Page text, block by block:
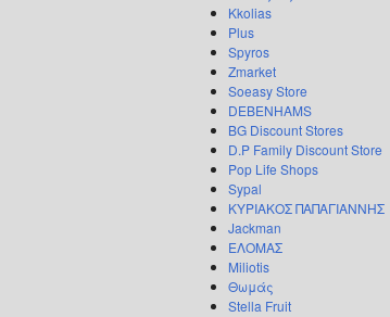
Kkolias
Plus
Spyros
Zmarket
Soeasy Store
DEBENHAMS
BG Discount Stores
D.P Family Discount Store
Pop Life Shops
Sypal
ΚΥΡΙΑΚΟΣ ΠΑΠΑΓΙΑΝΝΗΣ
Jackman
ΕΛΟΜΑΣ
Miliotis
Θωμάς
Stella Fruit